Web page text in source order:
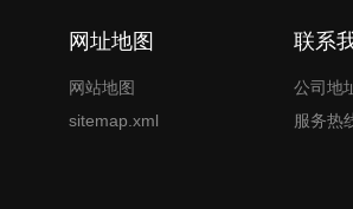
网址地图
网站地图
sitemap.xml
联系
公司地
服务热